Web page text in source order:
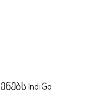
IndiGo